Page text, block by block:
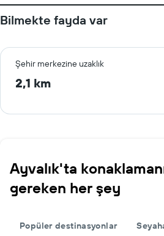
Bilmekte fayda var
Şehir merkezine uzaklık
2,1 km
Ayvalık'ta
gereken her şey
Popüler destinasyonlar